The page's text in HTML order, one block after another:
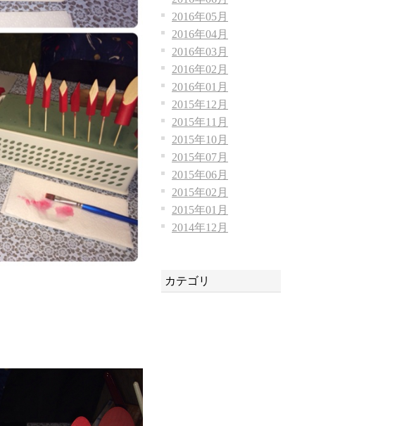
2016年05月
2016年04月
2016年03月
2016年02月
2016年01月
2015年12月
2015年11月
2015年10月
2015年07月
2015年06月
2015年02月
2015年01月
2014年12月
カテゴリ